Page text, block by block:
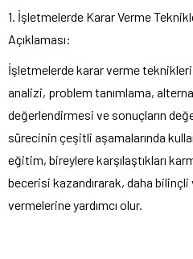
1. İşletmelerde Karar Verme
Açıklaması:
İşletmelerde karar verme teknikleri
analizi, problem tanımlama,
değerlendirmesi ve sonuçların
sürecinin çeşitli aşamalarında
eğitim, bireylere karşılaştıkları
becerisi kazandırarak, daha
vermelerine yardımcı olur.